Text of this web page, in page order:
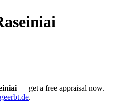
— get a free appraisal now.
.